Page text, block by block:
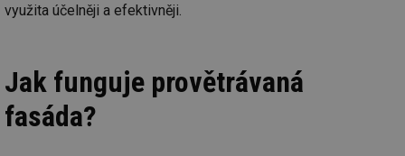
využita účelněji a efektivněji.
Jak funguje provětrávaná
fasáda?